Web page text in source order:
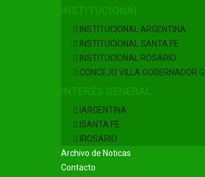
INSTITUCIONAL ARGENTINA
INSTITUCIONAL SANTA FE
INSTITUCIONAL ROSARIO
CONCEJO VILLA GOBERNADOR
IARGENTINA
ISANTA FE
IROSARIO
Archivo de Noticas
Contacto